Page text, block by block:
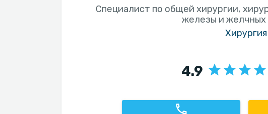
Специалист по общей хирургии,
железы и желчных
Хирургия
4.9